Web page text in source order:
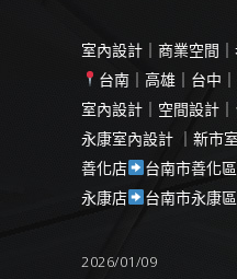
室內設計｜商業空間
台南｜高雄｜台中
室內設計｜空間設計
永康室內設計 ｜新市
善化店
台南市善化
永康店
台南市永康
2026/01/09